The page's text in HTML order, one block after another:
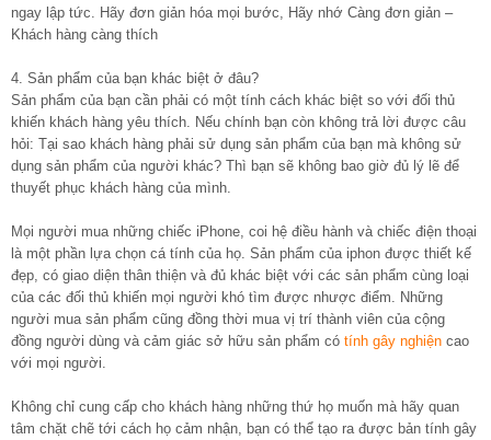
ngay lập tức. Hãy đơn giản hóa mọi bước, Hãy nhớ Càng đơn giản –
Khách hàng càng thích
4. Sản phẩm của bạn khác biệt ở đâu?
Sản phẩm của bạn cần phải có một tính cách khác biệt so với đối thủ
khiến khách hàng yêu thích. Nếu chính bạn còn không trả lời được câu
hỏi: Tại sao khách hàng phải sử dụng sản phẩm của bạn mà không sử
dụng sản phẩm của người khác? Thì bạn sẽ không bao giờ đủ lý lẽ để
thuyết phục khách hàng của mình.
Mọi người mua những chiếc iPhone, coi hệ điều hành và chiếc điện thoại
là một phần lựa chọn cá tính của họ. Sản phẩm của iphon được thiết kế
đẹp, có giao diện thân thiện và đủ khác biệt với các sản phẩm cùng loại
của các đối thủ khiến mọi người khó tìm được nhược điểm. Những
người mua sản phẩm cũng đồng thời mua vị trí thành viên của cộng
đồng người dùng và cảm giác sở hữu sản phẩm có tính gây nghiện cao
với mọi người.
Không chỉ cung cấp cho khách hàng những thứ họ muốn mà hãy quan
tâm chặt chẽ tới cách họ cảm nhận, bạn có thể tạo ra được bản tính gây